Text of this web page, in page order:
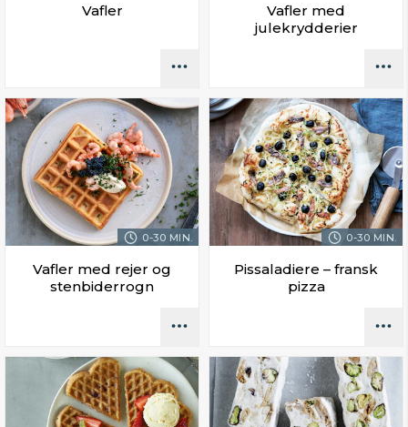
Vafler
Vafler med
julekrydderier
0-30 MIN.
Vafler med rejer og
stenbiderrogn
0-30 MIN.
Pissaladiere – fransk
pizza